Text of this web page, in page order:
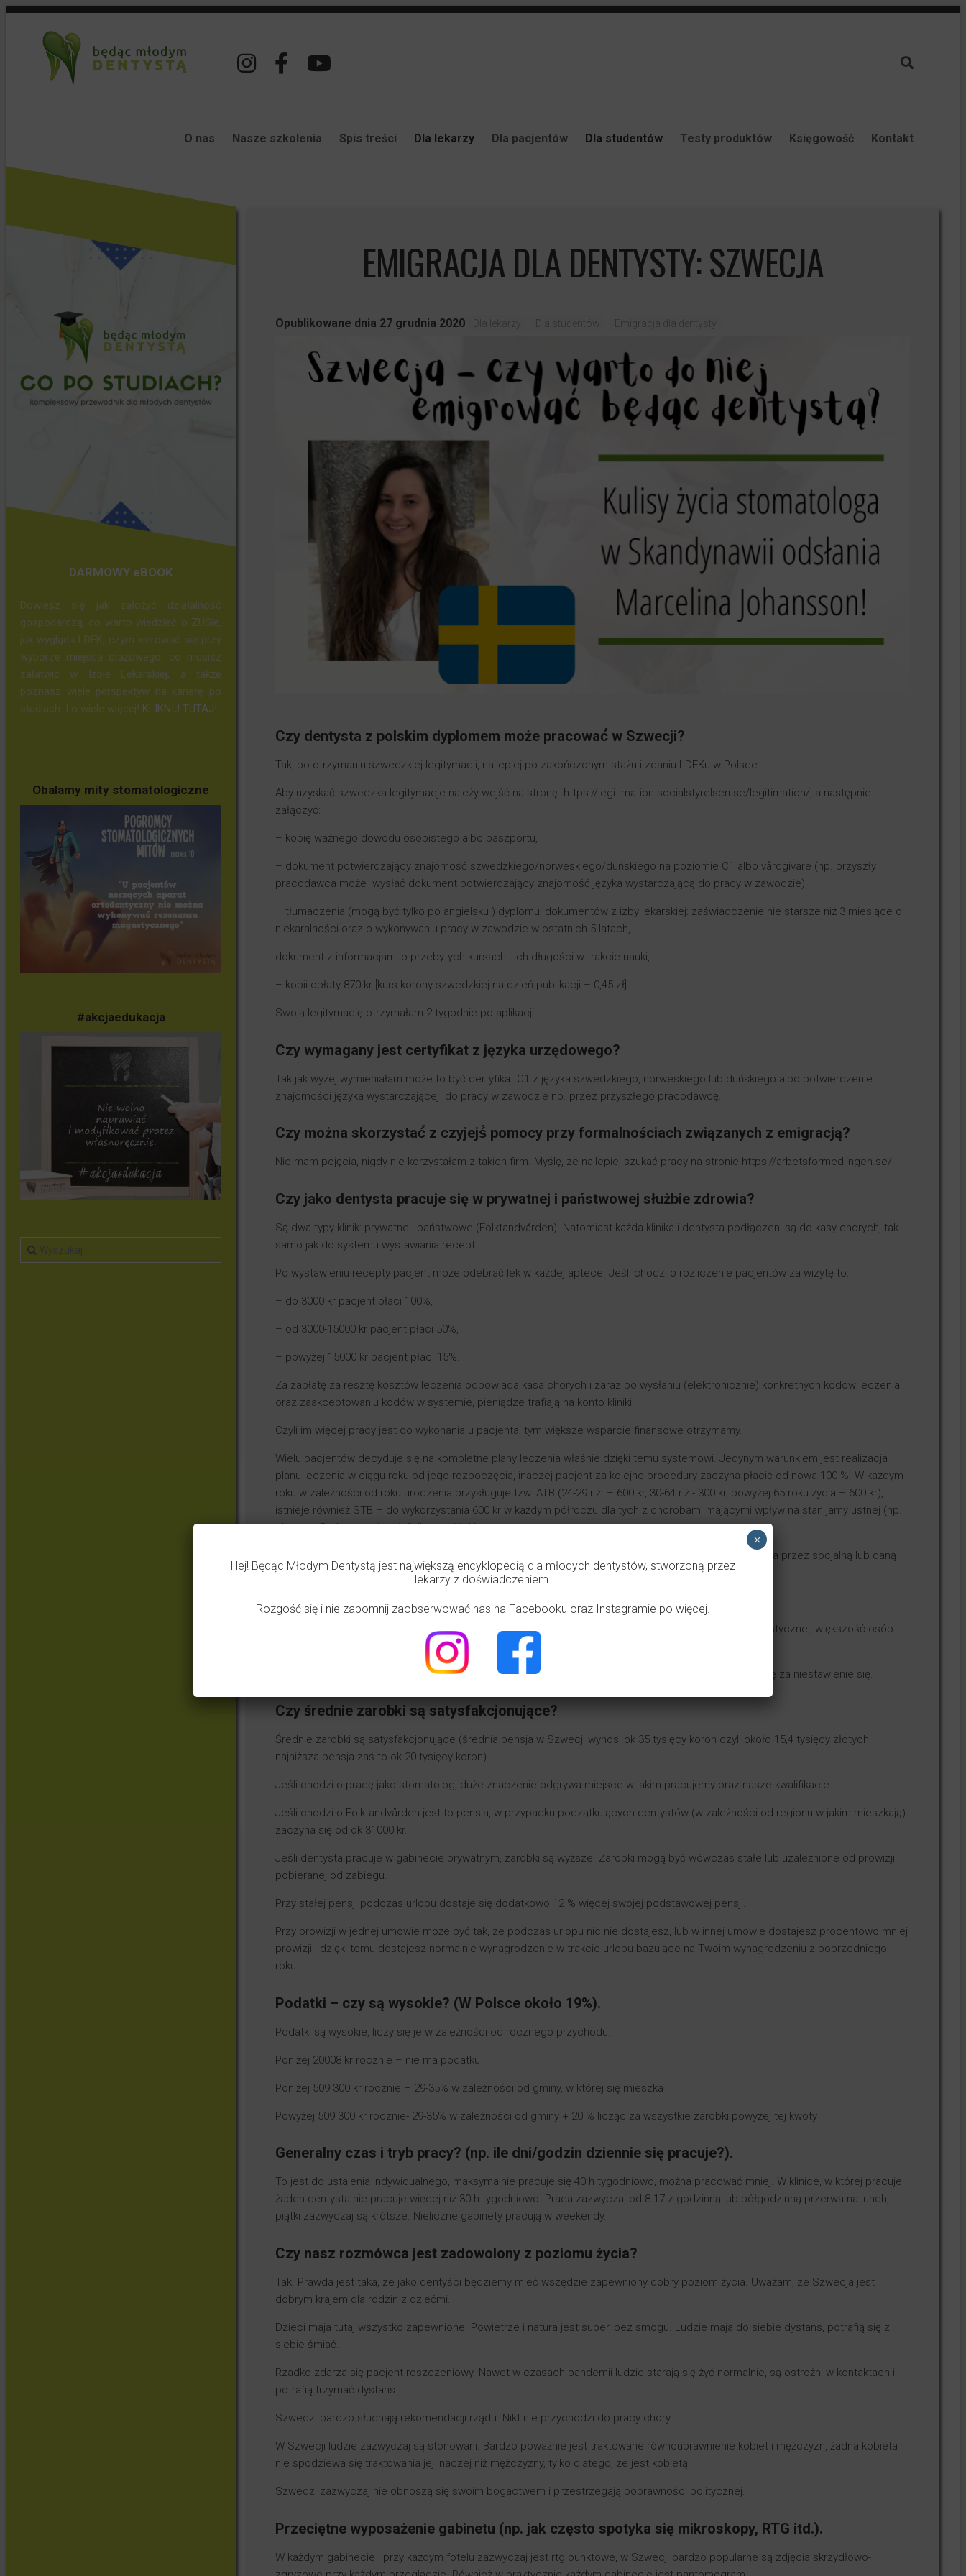
O nas Nasze szkolenia Spis treści Dla lekarzy Dla pacjentów Dla studentów Testy produktów Księgowość Kontakt
EMIGRACJA DLA DENTYSTY: SZWECJA
Opublikowane dnia 27 grudnia 2020 Dla lekarzy Dla studentów Emigracja dla dentysty
Czy dentysta z polskim dyplomem może pracować́ w Szwecji?
Tak, po otrzymaniu szwedzkiej legitymacji, najlepiej po zakończonym stażu i zdaniu LDEKu w Polsce.
Aby uzyskać szwedzka legitymacje należy wejść na stronę https://legitimation.socialstyrelsen.se/legitimation/, a następnie
załączyć:
– kopię ważnego dowodu osobistego albo paszportu,
– dokument potwierdzający znajomość szwedzkiego/norweskiego/duńskiego na poziomie C1 albo vårdgivare (np. przyszły
pracodawca może wysłać dokument potwierdzający znajomość języka wystarczającą do pracy w zawodzie),
– tłumaczenia (mogą być tylko po angielsku ) dyplomu, dokumentów z izby lekarskiej: zaświadczenie nie starsze niż 3 miesiące o
niekaralności oraz o wykonywaniu pracy w zawodzie w ostatnich 5 latach,
dokument z informacjami o przebytych kursach i ich długości w trakcie nauki,
– kopii opłaty 870 kr [kurs korony szwedzkiej na dzień publikacji – 0,45 zł].
Swoją legitymację otrzymałam 2 tygodnie po aplikacji.
Czy wymagany jest certyfikat z języka urzędowego?
Tak jak wyżej wymieniałam może to być certyfikat C1 z języka szwedzkiego, norweskiego lub duńskiego albo potwierdzenie
znajomości języka wystarczającej do pracy w zawodzie np. przez przyszłego pracodawcę.
Czy można skorzystać́ z czyjejś́ pomocy przy formalnościach związanych z emigracją?
Nie mam pojęcia, nigdy nie korzystałam z takich firm. Myślę, ze najlepiej szukać pracy na stronie https://arbetsformedlingen.se/
Czy jako dentysta pracuje się w prywatnej i państwowej służbie zdrowia?
Są dwa typy klinik: prywatne i państwowe (Folktandvården). Natomiast każda klinika i dentysta podłączeni są do kasy chorych, tak
samo jak do systemu wystawiania recept.
Po wystawieniu recepty pacjent może odebrać lek w każdej aptece. Jeśli chodzi o rozliczenie pacjentów za wizytę to:
– do 3000 kr pacjent płaci 100%,
– od 3000-15000 kr pacjent płaci 50%,
– powyżej 15000 kr pacjent płaci 15%.
Za zapłatę za resztę kosztów leczenia odpowiada kasa chorych i zaraz po wysłaniu (elektronicznie) konkretnych kodów leczenia
oraz zaakceptowaniu kodów w systemie, pieniądze trafiają na konto kliniki.
Czyli im więcej pracy jest do wykonania u pacjenta, tym większe wsparcie finansowe otrzymamy.
Wielu pacjentów decyduje się na kompletne plany leczenia właśnie dzięki temu systemowi. Jedynym warunkiem jest realizacja
planu leczenia w ciągu roku od jego rozpoczęcia, inaczej pacjent za kolejne procedury zaczyna płacić od nowa 100 %. W każdym
roku w zależności od roku urodzenia przysługuje tzw. ATB (24-29 r.ż. – 600 kr, 30-64 r.ż.- 300 kr, powyżej 65 roku życia – 600 kr),
istnieje również STB – do wykorzystania 600 kr w każdym półroczu dla tych z chorobami mającymi wpływ na stan jamy ustnej (np.
choroba Crohna, pacjenci dializowani itd.).
Dla pacjentów z ciężką sytuacja finansową lub chorych istnieje również pomoc finansowa organizowana przez socjalną lub daną
gminę, w której jest się zameldowanym.
Warto tez wspomnieć, ze pacjenci są raz w roku umawiani na przeglądy do dentysty i higienistki dentystycznej, większość osób
faktycznie trzyma się wyznaczonych terminów.
Jeśli pacjent nie przyjdzie na umówioną wizytę lub nie odwoła jej 24 h przed, zazwyczaj otrzyma fakturę za niestawienie się.
Czy średnie zarobki są satysfakcjonujące?
Średnie zarobki są satysfakcjonujące (średnia pensja w Szwecji wynosi ok 35 tysięcy koron czyli około 15,4 tysięcy złotych,
najniższa pensja zaś to ok 20 tysięcy koron).
Jeśli chodzi o pracę jako stomatolog, duże znaczenie odgrywa miejsce w jakim pracujemy oraz nasze kwalifikacje.
Jeśli chodzi o Folktandvården jest to pensja, w przypadku początkujących dentystów (w zależności od regionu w jakim mieszkają)
zaczyna się od ok 31000 kr.
Jeśli dentysta pracuje w gabinecie prywatnym, zarobki są wyższe. Zarobki mogą być wówczas stałe lub uzależnione od prowizji
pobieranej od zabiegu.
Przy stałej pensji podczas urlopu dostaje się dodatkowo 12 % więcej swojej podstawowej pensji.
Przy prowizji w jednej umowie może być tak, ze podczas urlopu nic nie dostajesz, lub w innej umowie dostajesz procentowo mniej
prowizji i dzięki temu dostajesz normalnie wynagrodzenie w trakcie urlopu bazujące na Twoim wynagrodzeniu z poprzedniego
roku.
Podatki – czy są wysokie? (W Polsce około 19%).
Podatki są wysokie, liczy się je w zależności od rocznego przychodu.
Poniżej 20008 kr rocznie – nie ma podatku
Poniżej 509 300 kr rocznie – 29-35% w zależności od gminy, w której się mieszka
Powyżej 509 300 kr rocznie- 29-35% w zależności od gminy + 20 % licząc za wszystkie zarobki powyżej tej kwoty
Generalny czas i tryb pracy? (np. ile dni/godzin dziennie się pracuje?).
To jest do ustalenia indywidualnego, maksymalnie pracuje się 40 h tygodniowo, można pracować mniej. W klinice, w której pracuje
żaden dentysta nie pracuje więcej niż 30 h tygodniowo. Praca zazwyczaj od 8-17 z godzinną lub półgodzinną przerwa na lunch,
piątki zazwyczaj są krótsze. Nieliczne gabinety pracują w weekendy.
Czy nasz rozmówca jest zadowolony z poziomu życia?
Tak. Prawda jest taka, ze jako dentyści będziemy mieć wszędzie zapewniony dobry poziom życia. Uważam, ze Szwecja jest
dobrym krajem dla rodzin z dziećmi.
Dzieci maja tutaj wszystko zapewnione. Powietrze i natura jest super, bez smogu. Ludzie maja do siebie dystans, potrafią się z
siebie śmiać.
Rzadko zdarza się pacjent roszczeniowy. Nawet w czasach pandemii ludzie starają się żyć normalnie, są ostrożni w kontaktach i
potrafią trzymać dystans.
Szwedzi bardzo słuchają rekomendacji rządu. Nikt nie przychodzi do pracy chory.
W Szwecji ludzie zazwyczaj są stonowani. Bardzo poważnie jest traktowane równouprawnienie kobiet i mężczyzn, żadna kobieta
nie spodziewa się traktowania jej inaczej niż mężczyzny, tylko dlatego, ze jest kobietą.
Szwedzi zazwyczaj nie obnoszą się swoim bogactwem i przestrzegają poprawności politycznej.
Przeciętne wyposażenie gabinetu (np. jak często spotyka się mikroskopy, RTG itd.).
W każdym gabinecie i przy każdym fotelu zazwyczaj jest rtg punktowe, w Szwecji bardzo popularne są zdjęcia skrzydłowo-
DARMOWY eBOOK
Dowiesz się jak założyć działalność
gospodarczą, co warto wiedzieć o ZUSie,
jak wygląda LDEK, czym kierować się przy
wyborze miejsca stażowego, co musisz
załatwić w Izbie Lekarskiej, a także
poznasz wiele perspektyw na karierę po
studiach. I o wiele więcej! KLIKNIJ TUTAJ!
Obalamy mity stomatologiczne
#akcjaedukacja
Hej! Będąc Młodym Dentystą jest największą encyklopedią dla młodych dentystów, stworzoną przez
lekarzy z doświadczeniem.
Rozgość się i nie zapomnij zaobserwować nas na Facebooku oraz Instagramie po więcej.
×